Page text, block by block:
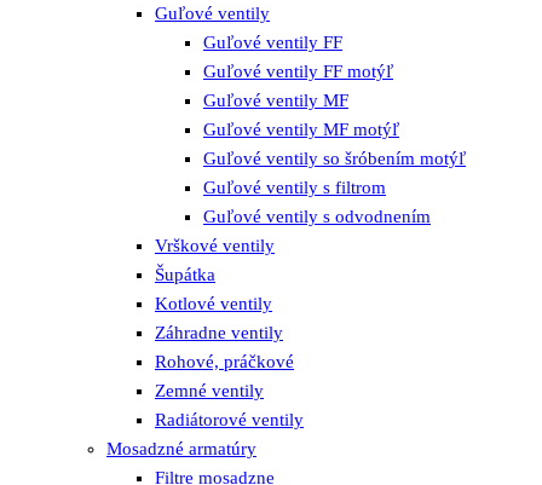
Guľové ventily
Guľové ventily FF
Guľové ventily FF motýľ
Guľové ventily MF
Guľové ventily MF motýľ
Guľové ventily so šróbením motýľ
Guľové ventily s filtrom
Guľové ventily s odvodnením
Vrškové ventily
Šupátka
Kotlové ventily
Záhradne ventily
Rohové, práčkové
Zemné ventily
Radiátorové ventily
Mosadzné armatúry
Filtre mosadzne